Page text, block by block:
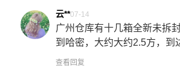
云**07-14
广州仓库有十几箱全新未拆
到哈密，大约大约2.5方，到
查看回复